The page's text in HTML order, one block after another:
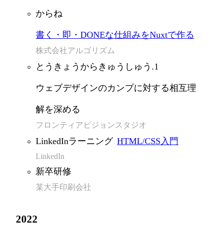
からね
書く・即・DONEな仕組みをNuxtで作る
株式会社アルゴリズム
とうきょうからきゅうしゅう.1
ウェブデザインのカンプに対する相互理
解を深める
フロンティアビジョンスタジオ
LinkedInラーニング HTML/CSS入門
LinkedIn
新卒研修
某大手印刷会社
2022